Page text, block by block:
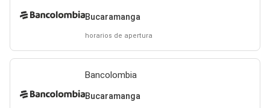
Bucaramanga
horarios de apertura
Bancolombia
Bucaramanga